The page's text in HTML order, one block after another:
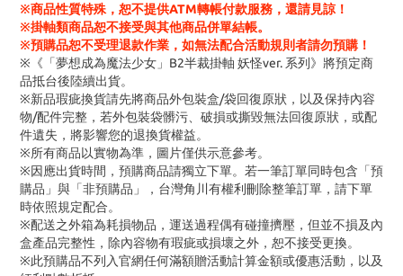
※商品性質特殊，恕不提供ATM轉帳付款服務，還請見諒！
※掛軸類商品恕不接受與其他商品併單結帳。
※預購品恕不受理退款作業，如無法配合活動規則者請勿預購！
※《「夢想成為魔法少女」B2半裁掛軸 妖怪ver. 系列》將預定商
品抵台後陸續出貨。
※新品瑕疵換貨請先將商品外包裝盒/袋回復原狀，以及保持內容
物/配件完整，若外包裝袋髒污、破損或撕毀無法回復原狀，或配
件遺失，將影響您的退換貨權益。
※所有商品以實物為準，圖片僅供示意參考。
※因應出貨時間，預購商品請獨立下單。若一筆訂單同時包含「預
購品」與「非預購品」，台灣角川有權利刪除整筆訂單，請下單
時依照規定配合。
※配送之外箱為耗損物品，運送過程偶有碰撞擠壓，但並不損及內
盒產品完整性，除內容物有瑕疵或損壞之外，恕不接受更換。
※此預購品不列入官網任何滿額贈活動計算金額或優惠活動，以及